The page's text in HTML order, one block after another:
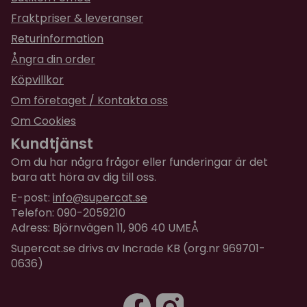
Tundra Kalkon & Vilt tillverkas utan konstgjorda
färgämnen och konserveringsmedel.
Give your cat the perfect prey and feed Tundra for
cats
Innehåll:
Poultry and game 70% (thereof 25% poultry meat
meal, 16% fresh turkey, 15 % fresh game, 7% turkey
meat meal, 7% poultry fat), peas, sweet potato,
linseed, fled seed coat, apple, carrot, spinach,
cranberry, knotted wrack, peppermint, parsley,
rosemary, stinging nettle leaves, chamomille, sage,
thyme, choriander leaves, dandelion leaves,
sweetheart root (Glycyrriza glabra),
fructooligosaccarides, yucca schidigera.
Analys:
Fraktpriser & leveranser
Returinformation
Ångra din order
Köpvillkor
Om företaget / Kontakta oss
Om Cookies
Kundtjänst
Om du har några frågor eller funderingar är det
bara att höra av dig till oss.
E-post: info@supercat.se
Telefon: 090-2059210
Adress: Björnvägen 11, 906 40 UMEÅ
Supercat.se drivs av Incrade KB (org.nr 969701-
0636)